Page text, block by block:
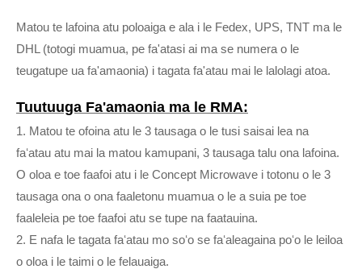
Matou te lafoina atu poloaiga e ala i le Fedex, UPS, TNT ma le
DHL (totogi muamua, pe fa'atasi ai ma se numera o le
teugatupe ua fa'amaonia) i tagata fa'atau mai le lalolagi atoa.
Tuutuuga Fa'amaonia ma le RMA:
1. Matou te ofoina atu le 3 tausaga o le tusi saisai lea na
faʻatau atu mai la matou kamupani, 3 tausaga talu ona lafoina.
O oloa e toe faafoi atu i le Concept Microwave i totonu o le 3
tausaga ona o ona faaletonu muamua o le a suia pe toe
faaleleia pe toe faafoi atu se tupe na faatauina.
2. E nafa le tagata faʻatau mo soʻo se faʻaleagaina poʻo le leiloa
o oloa i le taimi o le felauaiga.